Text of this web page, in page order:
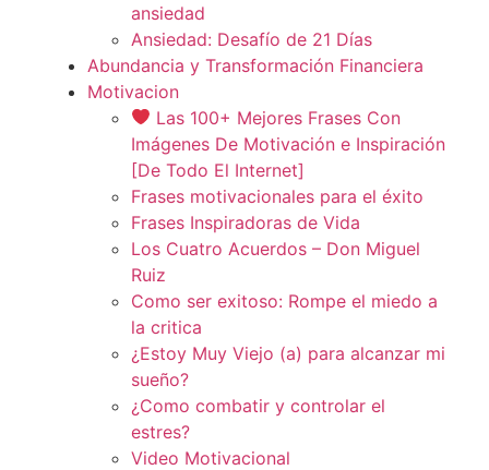
ansiedad
Ansiedad: Desafío de 21 Días
Abundancia y Transformación Financiera
Motivacion
Las 100+ Mejores Frases Con
Imágenes De Motivación e Inspiración
[De Todo El Internet]
Frases motivacionales para el éxito
Frases Inspiradoras de Vida
Los Cuatro Acuerdos – Don Miguel
Ruiz
Como ser exitoso: Rompe el miedo a
la critica
¿Estoy Muy Viejo (a) para alcanzar mi
sueño?
¿Como combatir y controlar el
estres?
Video Motivacional